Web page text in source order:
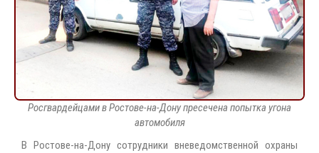
Росгвардейцами в Ростове-на-Дону пресечена попытка угона
автомобиля
В Ростове-на-Дону сотрудники вневедомственной охраны